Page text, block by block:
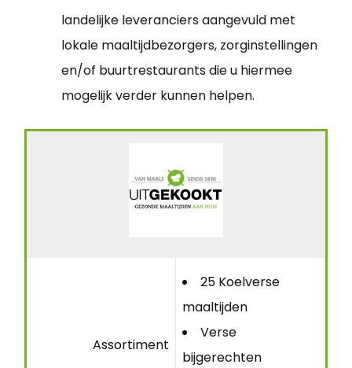
landelijke leveranciers aangevuld met
lokale maaltijdbezorgers, zorginstellingen
en/of buurtrestaurants die u hiermee
mogelijk verder kunnen helpen.
Assortiment
25 Koelverse
maaltijden
Verse
bijgerechten